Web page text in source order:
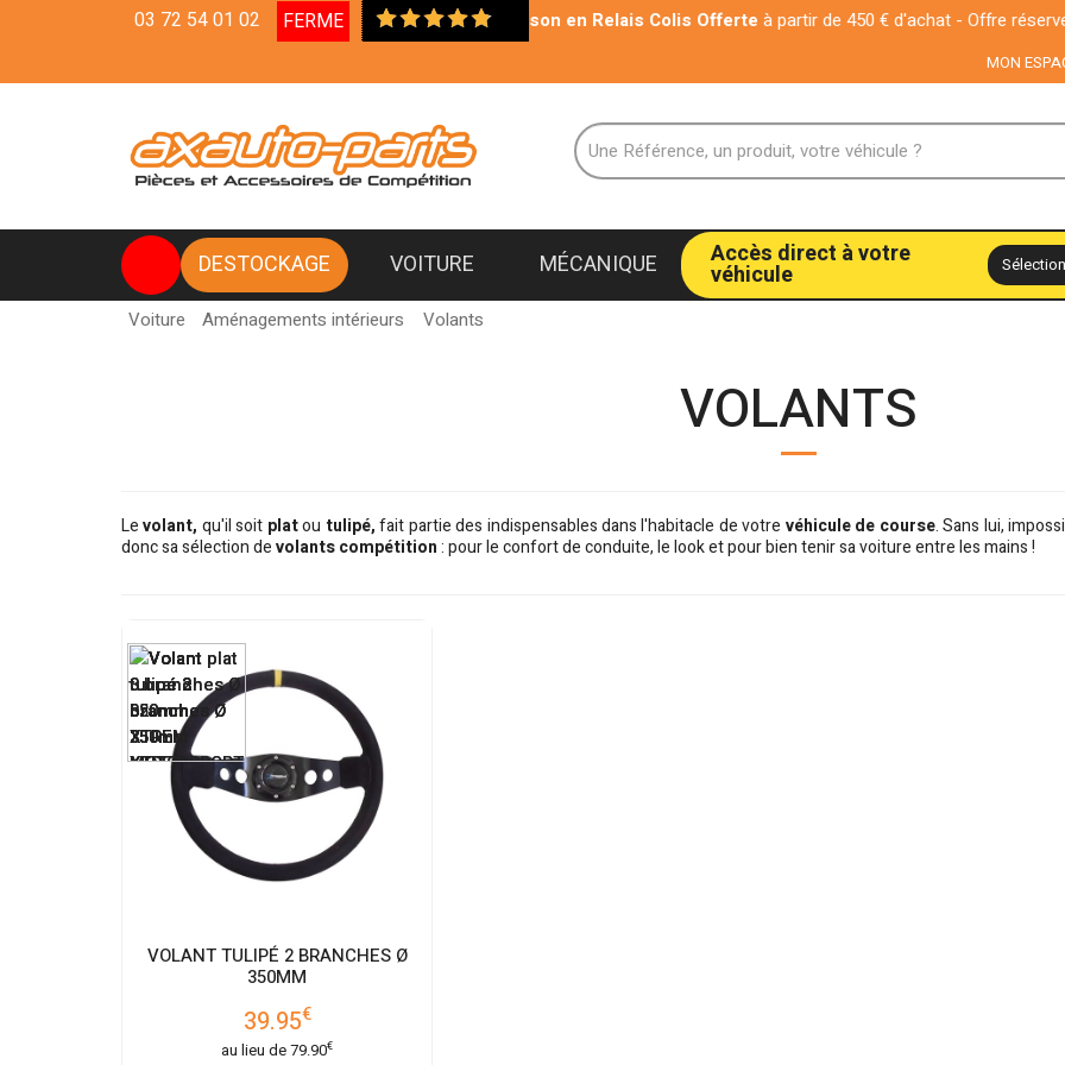
03 72 54 01 02 FERME Livraison en Relais Colis Offerteà partir de 450 € d'achat - Offre réservée aux
MON
DESTOCKAGE VOITURE MÉCANIQUE Accès direct à votre
véhicule
Voiture Aménagements intérieurs Volants
VOLANTS
Levolant, qu'il soit platou tulipé,fait partie des indispensables dans l'habitacle de votre véhicule de course. Sans lui,
donc sa sélection devolants compétition: pour le confort de conduite, le look et pour bien tenir sa voiture entre les mains !
VOLANT TULIPÉ 2 BRANCHES Ø
350MM
39.95€
au lieu de79.90€